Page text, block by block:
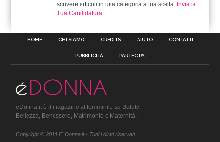
scrivere articoli in una categoria a tua scelta. Invia la
Tua Candidatura
HOME CHI SIAMO CREDITS AIUTO CONTATTI
PUBBLICITÀ PARTECIPA
eDonna.it è il magazine al femminile su Salute,
Bellezza, Benessere, Matrimonio e Maternità.
Copyright © 2014 E' Donna.it - Tutti i diritti riservati.